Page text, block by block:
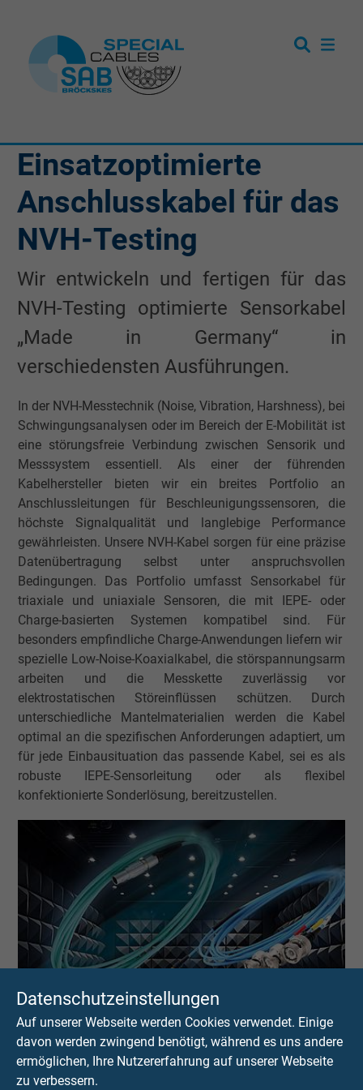
Datenschutzeinstellungen
Auf unserer Webseite werden Cookies verwendet. Einige
davon werden zwingend benötigt, während es uns andere
ermöglichen, Ihre Nutzererfahrung auf unserer Webseite
zu verbessern.
Einsatzoptimierte
Anschlusskabel für das
NVH-Testing
Wir entwickeln und fertigen für das
NVH-Testing optimierte Sensorkabel
„Made in Germany“ in
verschiedensten Ausführungen.
In der NVH-Messtechnik (Noise, Vibration, Harshness), bei
Schwingungsanalysen oder im Bereich der E-Mobilität ist
eine störungsfreie Verbindung zwischen Sensorik und
Messsystem essentiell. Als einer der führenden
Kabelhersteller bieten wir ein breites Portfolio an
Anschlussleitungen für Beschleunigungssensoren, die
höchste Signalqualität und langlebige Performance
gewährleisten. Unsere NVH-Kabel sorgen für eine präzise
Datenübertragung selbst unter anspruchsvollen
Bedingungen. Das Portfolio umfasst Sensorkabel für
triaxiale und uniaxiale Sensoren, die mit IEPE- oder
Charge-basierten Systemen kompatibel sind. Für
besonders empfindliche Charge-Anwendungen liefern wir
spezielle Low-Noise-Koaxialkabel, die störspannungsarm
arbeiten und die Messkette zuverlässig vor
elektrostatischen Störeinflüssen schützen. Durch
unterschiedliche Mantelmaterialien werden die Kabel
optimal an die spezifischen Anforderungen adaptiert, um
für jede Einbausituation das passende Kabel, sei es als
robuste IEPE-Sensorleitung oder als flexibel
konfektionierte Sonderlösung, bereitzustellen.